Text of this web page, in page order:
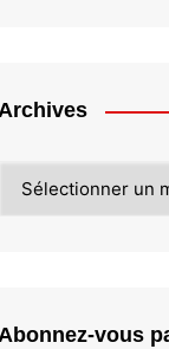
vous